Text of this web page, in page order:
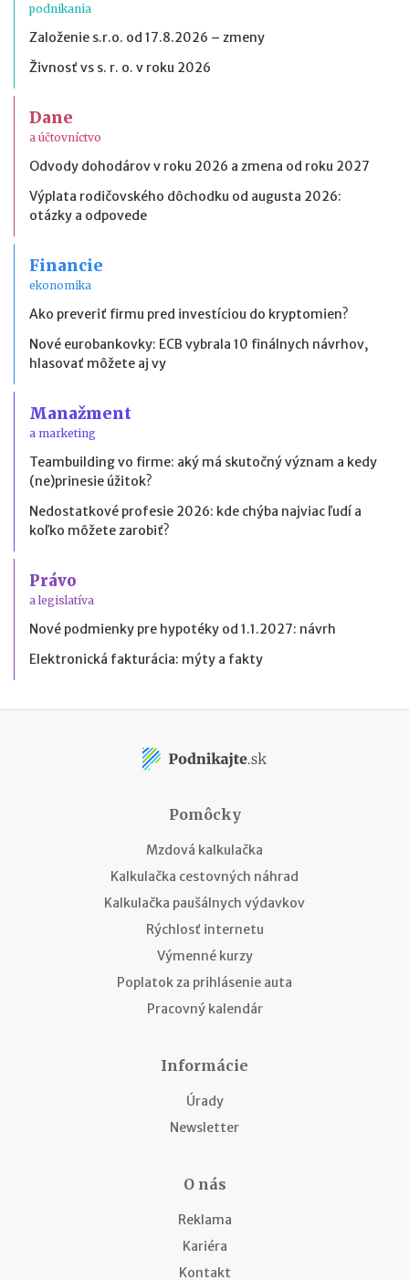
podnikania
Založenie s.r.o. od 17.8.2026 – zmeny
Živnosť vs s. r. o. v roku 2026
Dane
a účtovníctvo
Odvody dohodárov v roku 2026 a zmena od roku 2027
Výplata rodičovského dôchodku od augusta 2026:
otázky a odpovede
Financie
ekonomika
Ako preveriť firmu pred investíciou do kryptomien?
Nové eurobankovky: ECB vybrala 10 finálnych návrhov,
hlasovať môžete aj vy
Manažment
a marketing
Teambuilding vo firme: aký má skutočný význam a kedy
(ne)prinesie úžitok?
Nedostatkové profesie 2026: kde chýba najviac ľudí a
koľko môžete zarobiť?
Právo
a legislatíva
Nové podmienky pre hypotéky od 1.1.2027: návrh
Elektronická fakturácia: mýty a fakty
Pomôcky
Mzdová kalkulačka
Kalkulačka cestovných náhrad
Kalkulačka paušálnych výdavkov
Rýchlosť internetu
Výmenné kurzy
Poplatok za prihlásenie auta
Pracovný kalendár
Informácie
Úrady
Newsletter
O nás
Reklama
Kariéra
Kontakt